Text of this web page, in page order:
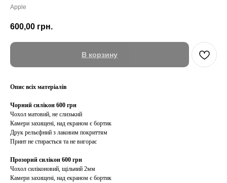
Apple
600,00 грн.
В корзину
Опис всіх матеріалів
Чорний силікон 600 грн
Чохол матовий, не слизький
Камери захищені, над екраном є бортик
Друк рельєфний з лаковим покриттям
Принт не стирається та не вигорає
Прозорий силікон 600 грн
Чохол силіконовий, щільний 2мм
Камери захищені, над екраном є бортик